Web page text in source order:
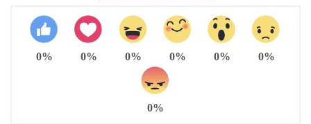
0% 0% 0% 0% 0% 0%
0%